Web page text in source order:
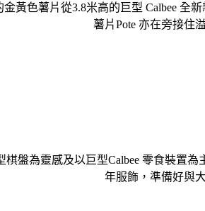
黃色薯片從3.8米高的巨型 Calbee
薯片Pote 亦在旁接住
盤為靈感及以巨型Calbee 零食裝置為
年服飾，準備好與